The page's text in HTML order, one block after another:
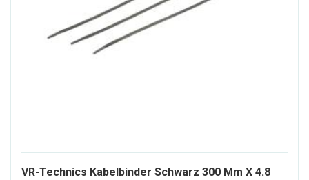
VR-Technics Kabelbinder Schwarz 300 Mm X 4.8